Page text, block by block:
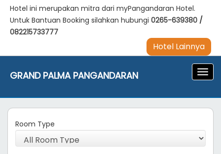
Hotel ini merupakan mitra dari myPangandaran Hotel.
Untuk Bantuan Booking silahkan hubungi 0265-639380 /
082215733777
Hotel Lainnya
GRAND PALMA PANGANDARAN
Room Type